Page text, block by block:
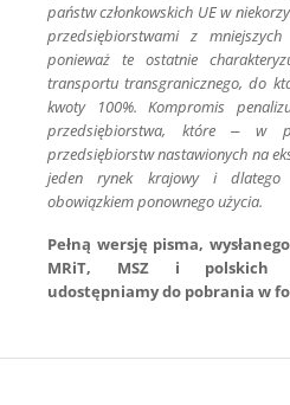
państw członkowskich UE w
przedsiębiorstwami z
ponieważ te ostatnie
transportu transgranicznego, do
kwoty 100%. Kompromis
przedsiębiorstwa, które – w
przedsiębiorstw nastawionych na
jeden rynek krajowy i dlatego
obowiązkiem ponownego użycia.
Pełną wersję pisma,
MRiT, MSZ i polskich
udostępniamy do pobrania w